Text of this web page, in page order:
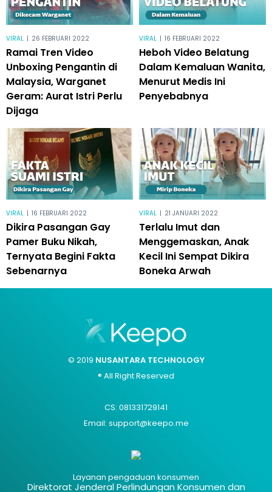
VIRAL | 26 FEBRUARI 2022
Ramai Tren Video
Unboxing Pengantin di
Malaysia, Warganet
Geram: Aurat Istri Perlu
Dijaga
VIRAL | 16 FEBRUARI 2022
Heboh Video Belatung
Dalam Kemaluan Wanita,
Menurut Medis Ini
Penyebabnya
VIRAL | 16 FEBRUARI 2022
Dikira Pasangan Gay
Pamer Buku Nikah,
Ternyata Begini Fakta
Sebenarnya
VIRAL | 21 JANUARI 2022
Terlalu Imut dan
Menggemaskan, Anak
Kecil Ini Sempat Dikira
Boneka Arwah
© 2019 NUSANTARA TECHNOLOGY
® All Right Reserved
CS: 081331729141
Email: support@keepo.me
Layanan pengaduan konsumen
Direktorat Jenderal Perlindungan Konsumen dan